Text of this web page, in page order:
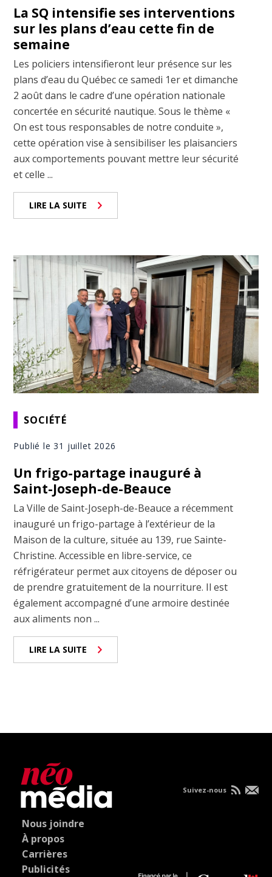
La SQ intensifie ses interventions
sur les plans d’eau cette fin de
semaine
Les policiers intensifieront leur présence sur les
plans d’eau du Québec ce samedi 1er et dimanche
2 août dans le cadre d’une opération nationale
concertée en sécurité nautique. Sous le thème «
On est tous responsables de notre conduite »,
cette opération vise à sensibiliser les plaisanciers
aux comportements pouvant mettre leur sécurité
et celle ...
LIRE LA SUITE
SOCIÉTÉ
Publié le 31 juillet 2026
Un frigo-partage inauguré à
Saint-Joseph-de-Beauce
La Ville de Saint-Joseph-de-Beauce a récemment
inauguré un frigo-partage à l’extérieur de la
Maison de la culture, située au 139, rue Sainte-
Christine. Accessible en libre-service, ce
réfrigérateur permet aux citoyens de déposer ou
de prendre gratuitement de la nourriture. Il est
également accompagné d’une armoire destinée
aux aliments non ...
LIRE LA SUITE
Nous joindre
À propos
Carrières
Publicités
Suivez-nous